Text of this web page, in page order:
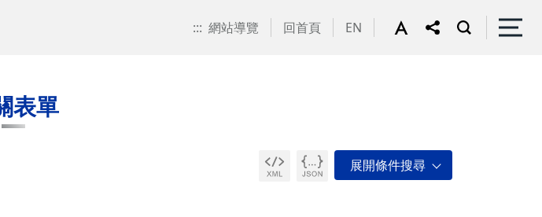
::: 網站導覽 回首頁 EN
表單